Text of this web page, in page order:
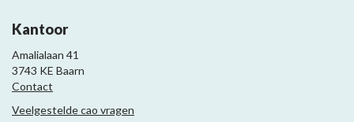
Kantoor
Amalialaan 41
3743 KE Baarn
Contact
Veelgestelde cao vragen